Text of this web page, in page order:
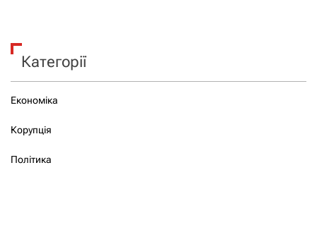
Категорії
Економіка
Корупція
Політика